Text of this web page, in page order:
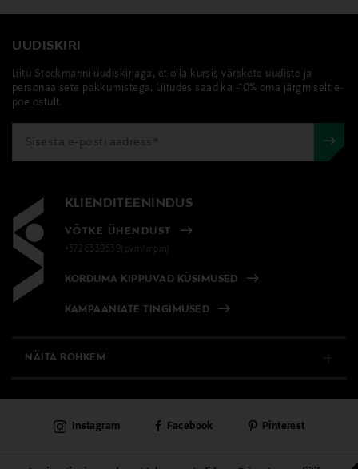
UUDISKIRI
Liitu Stockmanni uudiskirjaga, et olla kursis värskete uudiste ja
personaalsete pakkumistega. Liitudes saad ka -10% oma järgmiselt e-
poe ostult.
KLIENDITEENINDUS
VÕTKE ÜHENDUST
+372 6339539(pvm/mpm)
KORDUMA KIPPUVAD KÜSIMUSED
KAMPAANIATE TINGIMUSED
NÄITA ROHKEM
PÜSIKLIENDITEENINDUS
Instagram Facebook Pinterest